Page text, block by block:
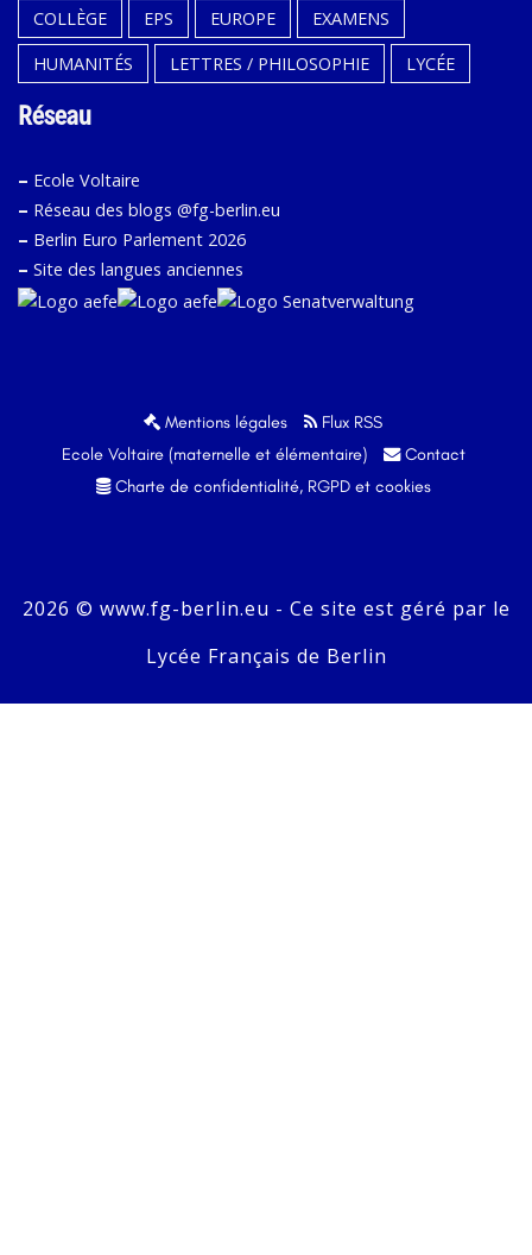
COLLÈGE
EPS EUROPE
EXAMENS
HUMANITÉS
LETTRES / PHILOSOPHIE LYCÉE
Réseau
– Ecole Voltaire
– Réseau des blogs @fg-berlin.eu
– Berlin Euro Parlement 2026
– Site des langues anciennes
Mentions légales
Flux RSS
Ecole Voltaire (maternelle et élémentaire)
Contact
Charte de confidentialité, RGPD et cookies
2026 © www.fg-berlin.eu - Ce site est géré par le
Lycée Français de Berlin